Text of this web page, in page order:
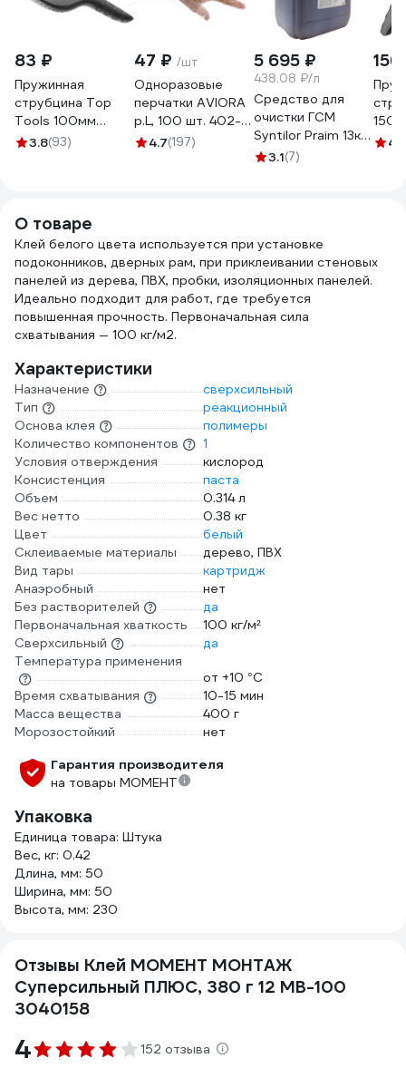
83 ₽
Пружинная
струбцина Top
Tools 100мм
12A410
3.8(93)
47 ₽ /шт
Одноразовые
перчатки AVIORA
р.L, 100 шт. 402-
7794.7(197)
5 695 ₽
438.08 ₽/л
Средство для
очистки ГСМ
Syntilor Praim 13кг
1054
3.1(7)
156
150
4.9
О товаре
Клей белого цвета используется при установке
подоконников, дверных рам, при приклеивании стеновых
панелей из дерева, ПВХ, пробки, изоляционных панелей.
Идеально подходит для работ, где требуется
повышенная прочность. Первоначальная сила
схватывания — 100 кг/м2.
Характеристики
Назначение
сверхсильный
Тип
реакционный
Основа клея
полимеры
Количество компонентов
1
Условия отверждения
кислород
Консистенция
паста
Объем
0.314 л
Вес нетто
0.38 кг
Цвет
белый
Склеиваемые материалы
дерево, ПВХ
Вид тары
картридж
Анаэробный
нет
Без растворителей
да
Первоначальная хваткость
100 кг/м²
Сверхсильный
да
Температура применения
от +10 °С
Время схватывания
10-15 мин
Масса вещества
400 г
Морозостойкий
нет
Гарантия производителя
на товары МОМЕНТ
Упаковка
Единица товара: Штука
Вес, кг: 0.42
Длина, мм: 50
Ширина, мм: 50
Высота, мм: 230
Отзывы Клей МОМЕНТ МОНТАЖ
Суперсильный ПЛЮС, 380 г 12 МB-100
3040158
4 152 отзыва